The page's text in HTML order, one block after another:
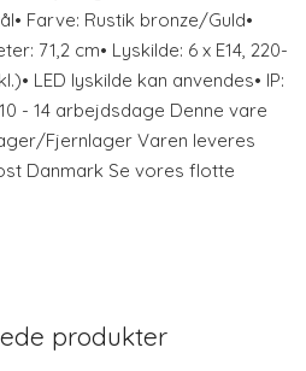
Farve: Rustik bronze/Guld•
71,2 cm• Lyskilde: 6 x E14, 220-
LED lyskilde kan anvendes• IP:
- 14 arbejdsdage Denne vare
Fjernlager Varen leveres
Danmark Se vores flotte
produkter